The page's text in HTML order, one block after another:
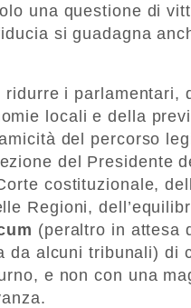
una questione di
si guadagna
i parlamentari,
locali e della
del percorso
del Presidente
costituzionale,
Regioni,
(peraltro in attesa
da alcuni tribunali) di
e non con una